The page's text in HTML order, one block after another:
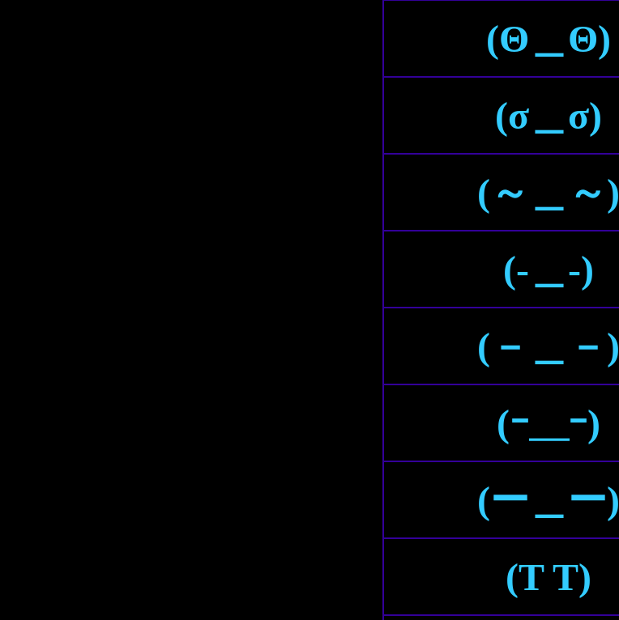
(Θ＿Θ)
(σ＿σ)
(～＿～)
(-＿-)
(－＿－)
(ｰ＿ｰ)
(ー＿ー)
(T T)